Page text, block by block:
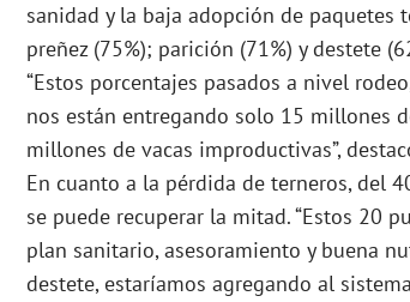
sanidad y la baja adopción de
preñez (75%); parición (71%) y destete
“Estos porcentajes pasados a nivel
nos están entregando solo 15 millones
millones de vacas improductivas”,
En cuanto a la pérdida de terneros, del
se puede recuperar la mitad. “Estos 20
plan sanitario, asesoramiento y buena
destete, estaríamos agregando al